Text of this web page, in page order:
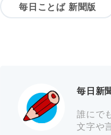
毎日ことば 新聞版
毎日新
誰にで
文字や